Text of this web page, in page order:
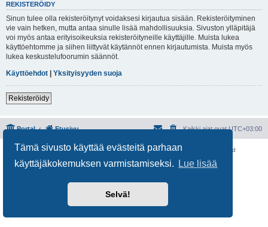
Tämä sivusto käyttää evästeitä parhaan
käyttäjäkokemuksen varmistamiseksi.
Lue lisää
Selvä!
REKISTERÖIDY
Sinun tulee olla rekisteröitynyt voidaksesi kirjautua sisään. Rekisteröityminen
vie vain hetken, mutta antaa sinulle lisää mahdollisuuksia. Sivuston ylläpitäjä
voi myös antaa erityisoikeuksia rekisteröityneille käyttäjille. Muista lukea
käyttöehtomme ja siihen liittyvät käytännöt ennen kirjautumista. Muista myös
lukea keskustelufoorumin säännöt.
Käyttöehdot | Yksityisyyden suoja
Rekisteröidy
Portal Etusivu Kaikki ajat ovatUTC+03:00
Keskustelufoorumin ohjelmistophpBB® Forum Software © phpBB Limited
Käännös: phpBB Suomi (lurttinen, harritapio, Pettis)